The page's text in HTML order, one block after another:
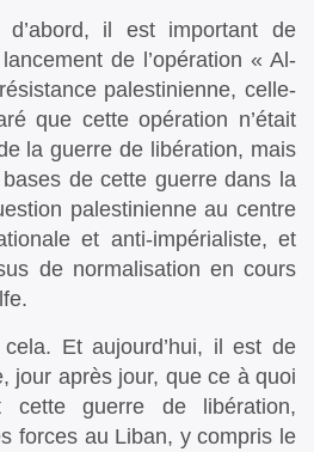
d’abord, il est important de
de l’opération « Al-
palestinienne, celle-
que cette opération n’était
la guerre de libération, mais
de cette guerre dans la
palestinienne au centre
et anti-impérialiste, et
de normalisation en cours
Et aujourd’hui, il est de
jour après jour, que ce à quoi
cette guerre de libération,
forces au Liban, y compris le